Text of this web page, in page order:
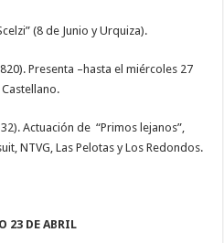
(8 de Junio y Urquiza).
Presenta –hasta el miércoles 27
Actuación de “Primos lejanos”,
NTVG, Las Pelotas y Los Redondos.
23 DE ABRIL